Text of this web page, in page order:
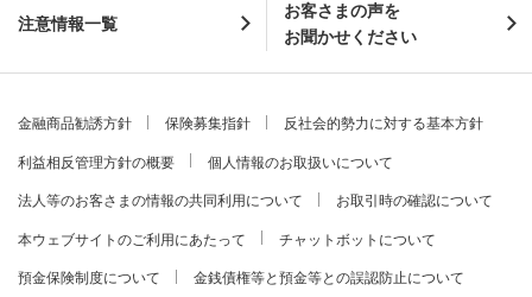
注意情報一覧
お客さまの声を
お聞かせください
金融商品勧誘方針 保険募集指針 反社会的勢力に対する基本方針
利益相反管理方針の概要 個人情報のお取扱いについて
法人等のお客さまの情報の共同利用について お取引時の確認について
本ウェブサイトのご利用にあたって チャットボットについて
預金保険制度について 金銭債権等と預金等との誤認防止について